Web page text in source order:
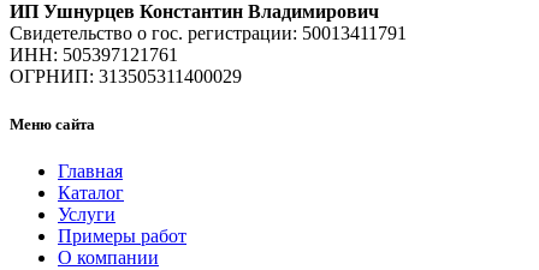
ИП Ушнурцев Константин Владимирович
Свидетельство о гос. регистрации: 50013411791
ИНН: 505397121761
ОГРНИП: 313505311400029
Меню сайта
Главная
Каталог
Услуги
Примеры работ
О компании